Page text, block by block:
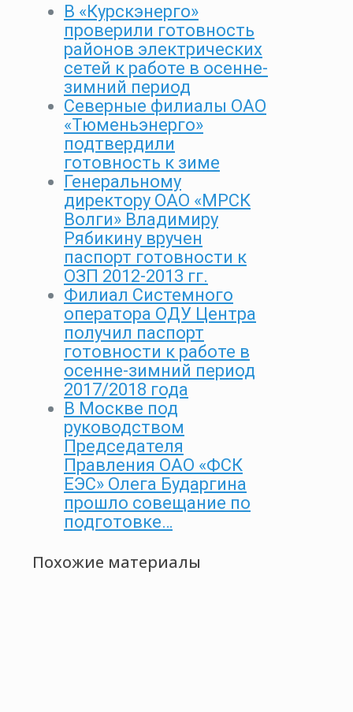
В «Курскэнерго»
проверили готовность
районов электрических
сетей к работе в осенне-
зимний период
Северные филиалы ОАО
«Тюменьэнерго»
подтвердили
готовность к зиме
Генеральному
директору ОАО «МРСК
Волги» Владимиру
Рябикину вручен
паспорт готовности к
ОЗП 2012-2013 гг.
Филиал Системного
оператора ОДУ Центра
получил паспорт
готовности к работе в
осенне-зимний период
2017/2018 года
В Москве под
руководством
Председателя
Правления ОАО «ФСК
ЕЭС» Олега Бударгина
прошло совещание по
подготовке…
Похожие материалы